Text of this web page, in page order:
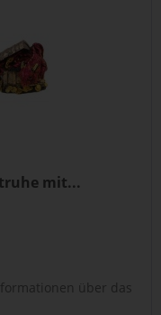
mit...
über das